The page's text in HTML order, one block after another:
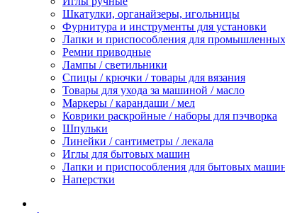
Шкатулки, органайзеры, игольницы
Фурнитура и инструменты для установки
Лапки и приспособления для
Ремни приводные
Лампы / светильники
Спицы / крючки / товары для вязания
Товары для ухода за машиной / масло
Маркеры / карандаши / мел
Коврики раскройные / наборы для пэчворка
Шпульки
Линейки / сантиметры / лекала
Иглы для бытовых машин
Лапки и приспособления для бытовых
Наперстки